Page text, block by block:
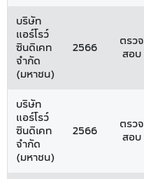
บริษัท
แอร์โรว์
ซินดิเคท
จำกัด
(มหาชน)
2566
ตรวจ
สอบ
บริษัท
แอร์โรว์
ซินดิเคท
จำกัด
(มหาชน)
2566
ตรวจ
สอบ